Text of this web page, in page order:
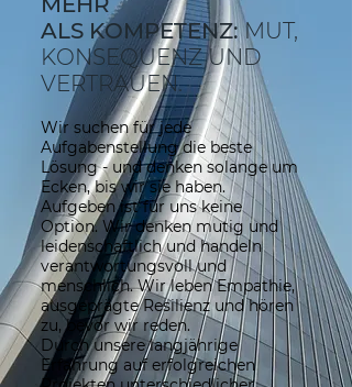
ALS KOMPETENZ:MUT,
KONSEQUENZ UND
VERTRAUEN.
Wir suchen für jede
Aufgabenstellung die beste
Lösung - und denken solange um
Ecken, bis wir sie haben.
Aufgeben ist für uns keine
Option. Wir denken mutig und
leidenschaftlich und handeln
verantwortungsvoll und
menschlich. Wir leben Empathie,
ausgeprägte Resilienz und hören
zu, bevor wir reden.
Durch unsere langjährige
Erfahrung auf erfolgreichen